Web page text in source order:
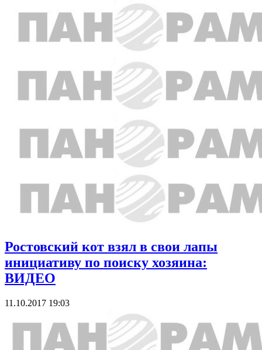
Ростовский кот взял в свои лапы
инициативу по поиску хозяина:
ВИДЕО
11.10.2017 19:03